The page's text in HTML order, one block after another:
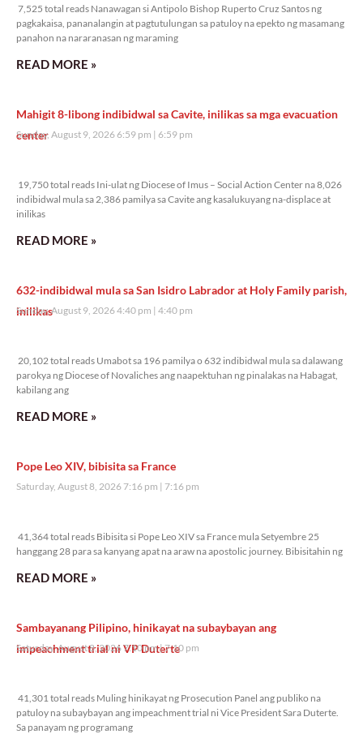
7,525 total reads Nanawagan si Antipolo Bishop Ruperto Cruz Santos ng
pagkakaisa, pananalangin at pagtutulungan sa patuloy na epekto ng masamang
panahon na nararanasan ng maraming
READ MORE »
Mahigit 8-libong indibidwal sa Cavite, inilikas sa mga evacuation
center
Sunday, August 9, 2026 6:59 pm 6:59 pm
19,750 total reads Ini-ulat ng Diocese of Imus – Social Action Center na 8,026
indibidwal mula sa 2,386 pamilya sa Cavite ang kasalukuyang na-displace at
inilikas
READ MORE »
632-indibidwal mula sa San Isidro Labrador at Holy Family parish,
inilikas
Sunday, August 9, 2026 4:40 pm 4:40 pm
20,102 total reads Umabot sa 196 pamilya o 632 indibidwal mula sa dalawang
parokya ng Diocese of Novaliches ang naapektuhan ng pinalakas na Habagat,
kabilang ang
READ MORE »
Pope Leo XIV, bibisita sa France
Saturday, August 8, 2026 7:16 pm 7:16 pm
41,364 total reads Bibisita si Pope Leo XIV sa France mula Setyembre 25
hanggang 28 para sa kanyang apat na araw na apostolic journey. Bibisitahin ng
READ MORE »
Sambayanang Pilipino, hinikayat na subaybayan ang
impeachment trial ni VP Duterte
Saturday, August 8, 2026 7:10 pm 7:10 pm
41,301 total reads Muling hinikayat ng Prosecution Panel ang publiko na
patuloy na subaybayan ang impeachment trial ni Vice President Sara Duterte.
Sa panayam ng programang